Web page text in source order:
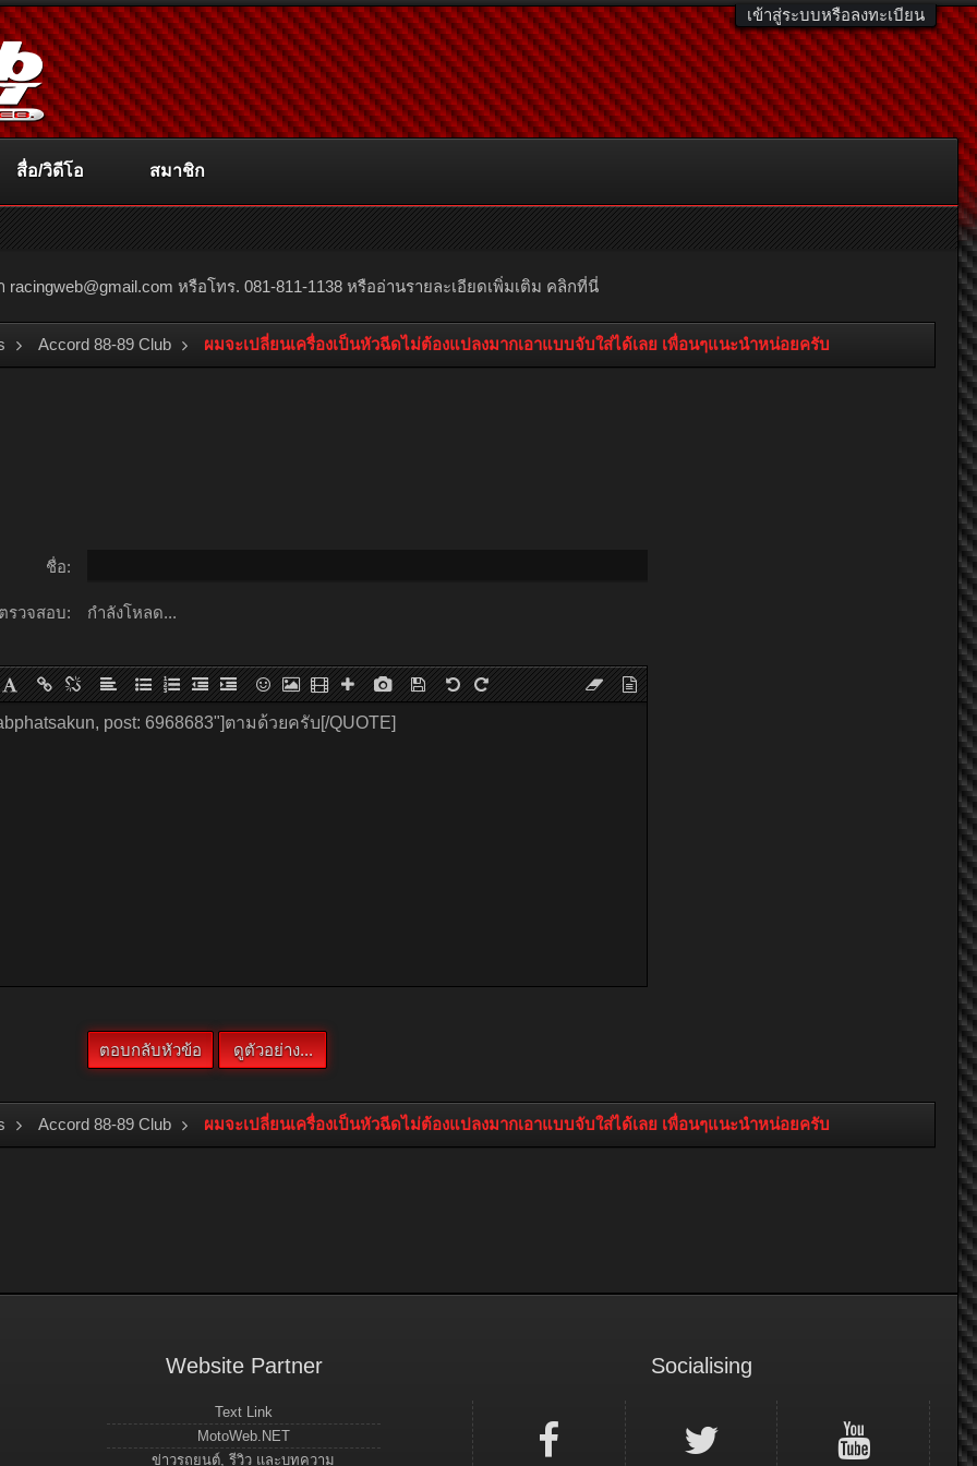
เข้าสู่ระบบหรือลงทะเบียน
racingweb@gmail.com หรือโทร. 081-811-1138 หรืออ่านรายละเอียดเพิ่มเติม คลิกที่นี่
Accord 88-89 Club ผมจะเปลี่ยนเครื่องเป็นหัวฉีดไม่ต้องแปลงมากเอาแบบจับใส่ได้เลย เพื่อนๆแนะนำหน่อยครับ
ชื่อ:
รวจสอบ: กำลังโหลด...
Accord 88-89 Club ผมจะเปลี่ยนเครื่องเป็นหัวฉีดไม่ต้องแปลงมากเอาแบบจับใส่ได้เลย เพื่อนๆแนะนำหน่อยครับ
สื่อ/วิดีโอ สมาชิก
Website Partner
Text Link
MotoWeb.NET
ข่าวรถยนต์, รีวิว และบทความ
Socialising